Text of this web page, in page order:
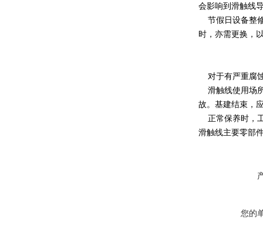
会影响到滑触线
节假日设备整
时，亦需更换，
对于有严重腐
滑触线使用场
故。基建结束，
正常保养时，
滑触线主要零部
您的